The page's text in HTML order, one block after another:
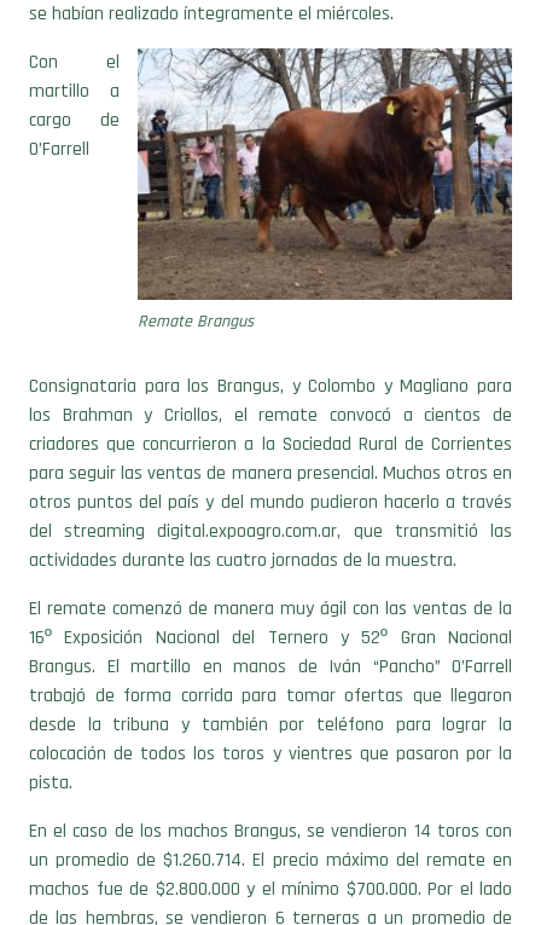
se habían realizado íntegramente el miércoles.
Remate Brangus
Con el
martillo a
cargo de
O’Farrell
Consignataria para los Brangus, y Colombo y Magliano para
los Brahman y Criollos, el remate convocó a cientos de
criadores que concurrieron a la Sociedad Rural de Corrientes
para seguir las ventas de manera presencial. Muchos otros en
otros puntos del país y del mundo pudieron hacerlo a través
del streaming digital.expoagro.com.ar, que transmitió las
actividades durante las cuatro jornadas de la muestra.
El remate comenzó de manera muy ágil con las ventas de la
16º Exposición Nacional del Ternero y 52º Gran Nacional
Brangus. El martillo en manos de Iván “Pancho” O’Farrell
trabajó de forma corrida para tomar ofertas que llegaron
desde la tribuna y también por teléfono para lograr la
colocación de todos los toros y vientres que pasaron por la
pista.
En el caso de los machos Brangus, se vendieron 14 toros con
un promedio de $1.260.714. El precio máximo del remate en
machos fue de $2.800.000 y el mínimo $700.000. Por el lado
de las hembras, se vendieron 6 terneras a un promedio de